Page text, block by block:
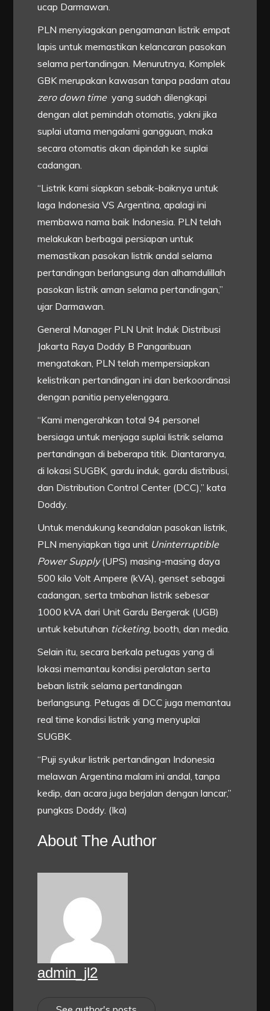
ucap Darmawan.
PLN menyiagakan pengamanan listrik empat
lapis untuk memastikan kelancaran pasokan
selama pertandingan. Menurutnya, Komplek
GBK merupakan kawasan tanpa padam atau
zero down time yang sudah dilengkapi
dengan alat pemindah otomatis, yakni jika
suplai utama mengalami gangguan, maka
secara otomatis akan dipindah ke suplai
cadangan.
“Listrik kami siapkan sebaik-baiknya untuk
laga Indonesia VS Argentina, apalagi ini
membawa nama baik Indonesia. PLN telah
melakukan berbagai persiapan untuk
memastikan pasokan listrik andal selama
pertandingan berlangsung dan alhamdulillah
pasokan listrik aman selama pertandingan,”
ujar Darmawan.
General Manager PLN Unit Induk Distribusi
Jakarta Raya Doddy B Pangaribuan
mengatakan, PLN telah mempersiapkan
kelistrikan pertandingan ini dan berkoordinasi
dengan panitia penyelenggara.
“Kami mengerahkan total 94 personel
bersiaga untuk menjaga suplai listrik selama
pertandingan di beberapa titik. Diantaranya,
di lokasi SUGBK, gardu induk, gardu distribusi,
dan Distribution Control Center (DCC),” kata
Doddy.
Untuk mendukung keandalan pasokan listrik,
PLN menyiapkan tiga unit Uninterruptible
Power Supply(UPS) masing-masing daya
500 kilo Volt Ampere (kVA), genset sebagai
cadangan, serta tmbahan listrik sebesar
1000 kVA dari Unit Gardu Bergerak (UGB)
untuk kebutuhan ticketing, booth, dan media.
Selain itu, secara berkala petugas yang di
lokasi memantau kondisi peralatan serta
beban listrik selama pertandingan
berlangsung. Petugas di DCC juga memantau
real time kondisi listrik yang menyuplai
SUGBK.
“Puji syukur listrik pertandingan Indonesia
melawan Argentina malam ini andal, tanpa
kedip, dan acara juga berjalan dengan lancar,”
pungkas Doddy. (Ika)
About The Author
admin_jl2